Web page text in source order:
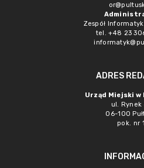
Zespół
tel. +48 23
ADRES
Urząd Miejski w
ul. Rynek
06-100
pok. nr 1